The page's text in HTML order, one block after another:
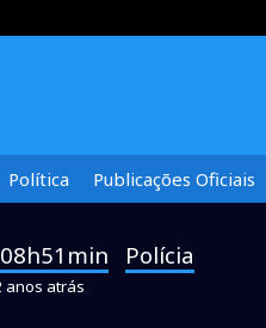
Política Publicações Oficiais
Polícia
anos atrás